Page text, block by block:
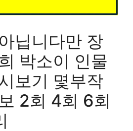
닙니다만 장
박소이 인물
보기 몇부작
2회 4회 6회